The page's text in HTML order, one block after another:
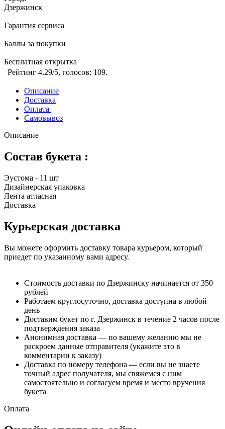
Дзержинск
Гарантия сервиса
Баллы за покупки
Бесплатная открытка
Рейтинг 4.29/5, голосов: 109.
Описание
Доставка
Оплата
Самовывоз
Описание
Состав букета :
Эустома - 11 шт
Дизайнерская упаковка
Лента атласная
Доставка
Курьерская доставка
Вы можете оформить доставку товара курьером, который
приедет по указанному вами адресу.
Стоимость доставки по Дзержинску начинается от 350
рублей
Работаем круглосуточно, доставка доступна в любой
день
Доставим букет по г. Дзержинск в течение 2 часов после
подтверждения заказа
Анонимная доставка — по вашему желанию мы не
раскроем данные отправителя (укажите это в
комментарии к заказу)
Доставка по номеру телефона — если вы не знаете
точный адрес получателя, мы свяжемся с ним
самостоятельно и согласуем время и место вручения
букета
Оплата